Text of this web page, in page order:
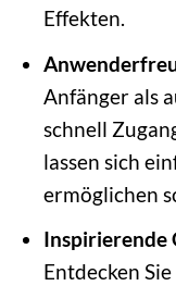
Effekten.
Anfänger als
schnell
lassen sich
ermöglichen
Inspirierende
Entdecken